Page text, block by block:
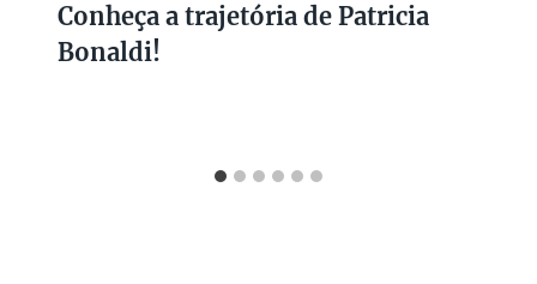
Conheça a trajetória de Patricia
Bonaldi!